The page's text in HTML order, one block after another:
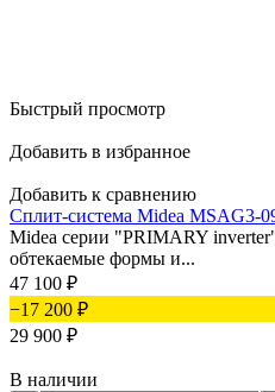
Быстрый просмотр
Добавить в избранное
Добавить к сравнению
Сплит-система Midea MSAG3-
Midea серии "PRIMARY
обтекаемые формы и...
47 100 ₽
−17 200 ₽
29 900 ₽
В наличии